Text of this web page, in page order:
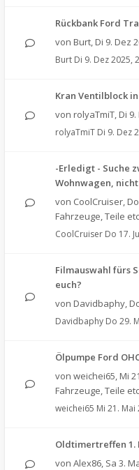
Rückbank Ford
von Burt, Di 9. Dez
Burt Di 9. Dez 2025,
Kran Ventilblock
von rolyaTmiT, Di
rolyaTmiT Di 9. Dez
-Erledigt - Suche
Wohnwagen,
von CoolCruiser,
Fahrzeuge, Teile
CoolCruiser Do 17.
Filmauswahl fürs
euch?
von Davidbaphy,
Davidbaphy Do 29.
Ölpumpe Ford
von weichei65, Mi
Fahrzeuge, Teile
weichei65 Mi 21. Mai
Oldtimertreffen
von Alex86, Sa 3.